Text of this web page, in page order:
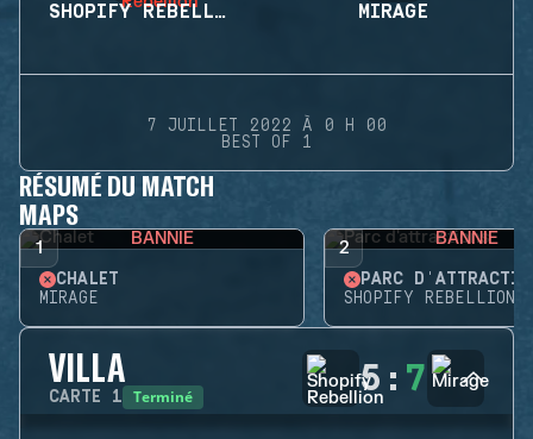
SHOPIFY REBELLION MIRAGE
7 JUILLET 2022 À 0 H 00
BEST OF 1
RÉSUMÉ DU MATCH
MAPS
1 BANNIE
CHALET
MIRAGE
2 BANNIE
PARC
SHOPIFY REBELLION
VILLA
CARTE 1 Terminé 5 : 7